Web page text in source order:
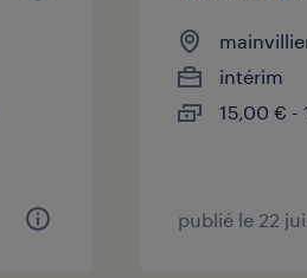
intérim
15,00 € -
publié le 22